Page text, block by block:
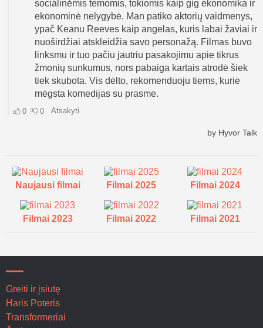
Naujausi filmai Filmai 2025 Filmai 2024
Filmai 2023 Filmai 2022 Filmai 2021
Greiti ir įsiutę
Haris Poteris
Transformeriai